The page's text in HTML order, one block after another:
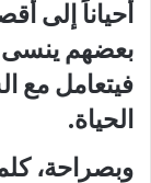
أحياناً إلى
بعضهم ينسى
فيتعامل مع
الحياة.
وبصراحة،